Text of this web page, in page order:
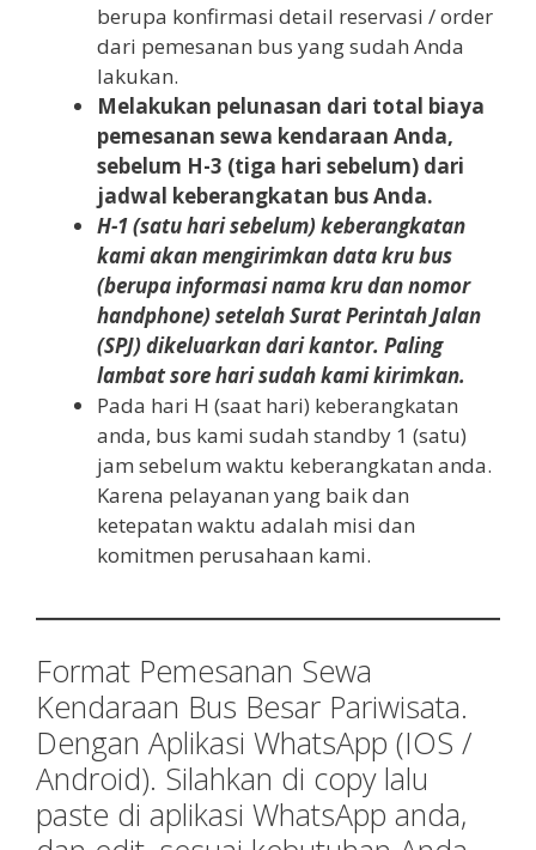
berupa konfirmasi detail reservasi / order
dari pemesanan bus yang sudah Anda
lakukan.
Melakukan pelunasan dari total biaya
pemesanan sewa kendaraan Anda,
sebelum H-3 (tiga hari sebelum) dari
jadwal keberangkatan bus Anda.
H-1 (satu hari sebelum) keberangkatan
kami akan mengirimkan data kru bus
(berupa informasi nama kru dan nomor
handphone) setelah Surat Perintah Jalan
(SPJ) dikeluarkan dari kantor. Paling
lambat sore hari sudah kami kirimkan.
Pada hari H (saat hari) keberangkatan
anda, bus kami sudah standby 1 (satu)
jam sebelum waktu keberangkatan anda.
Karena pelayanan yang baik dan
ketepatan waktu adalah misi dan
komitmen perusahaan kami.
Format Pemesanan Sewa
Kendaraan Bus Besar Pariwisata.
Dengan Aplikasi WhatsApp (IOS /
Android). Silahkan di copy lalu
paste di aplikasi WhatsApp anda,